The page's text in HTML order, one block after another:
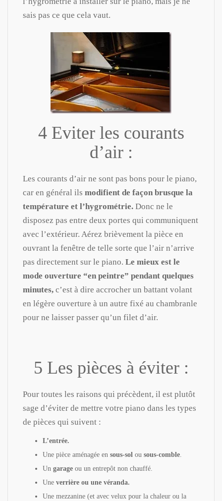
sais pas ce que cela vaut.
4 Eviter les courants
d’air :
Les courants d’air ne sont pas bons pour le piano,
car en général ils modifient de façon brusque la
température et l’hygrométrie. Donc ne le
disposez pas entre deux portes qui communiquent
avec l’extérieur. Aérez brièvement la pièce en
ouvrant la fenêtre de telle sorte que l’air n’arrive
pas directement sur le piano. Le mieux est le
mode ouverture “en peintre” pendant quelques
minutes, c’est à dire accrocher un battant volant
en légère ouverture à un autre fixé au chambranle
pour ne laisser passer qu’un filet d’air.
5 Les pièces à éviter :
Pour toutes les raisons qui précèdent, il est plutôt
sage d’éviter de mettre votre piano dans les types
de pièces qui suivent :
L’entrée.
Une pièce aménagée en sous-sol ou sous-comble.
Un garage ou un entrepôt non chauffé.
Une verrière ou une véranda.
Une mezzanine (et avec velux pour la chaleur ou la